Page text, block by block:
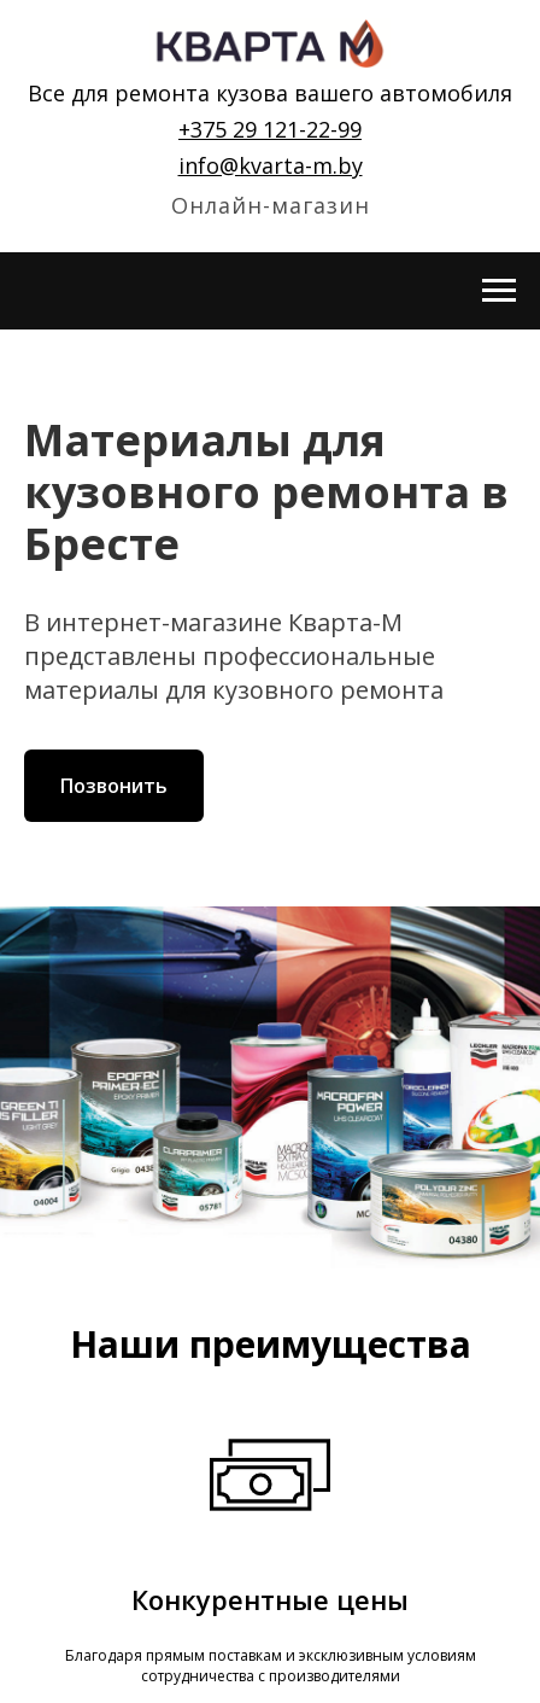
Все для ремонта кузова вашего автомобиля
+375 29 121-22-99
info@kvarta-m.by
Онлайн-магазин
Материалы для
кузовного ремонта в
Бресте
В интернет-магазине Кварта-М
представлены профессиональные
материалы для кузовного ремонта
Позвонить
Наши преимущества
Конкурентные цены
Благодаря прямым поставкам и эксклюзивным условиям
сотрудничества с производителями